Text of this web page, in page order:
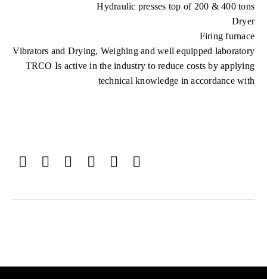
Hydraulic presses top of 200 & 400 tons
Dryer
Firing furnace
Vibrators and Drying, Weighing and well equipped laboratory
TRCO Is active in the industry to reduce costs by applying
technical knowledge in accordance with